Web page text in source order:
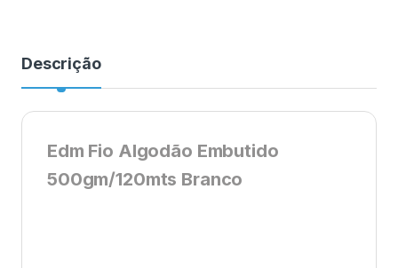
Descrição
Edm Fio Algodão Embutido
500gm/120mts Branco